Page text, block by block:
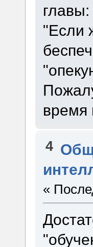
"Если
время
4
«